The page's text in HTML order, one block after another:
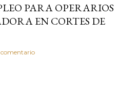
PARA OPERARIOS
EN CORTES DE